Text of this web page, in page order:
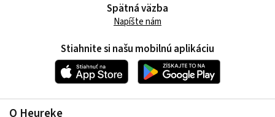
Spätná väzba
Napíšte nám
Stiahnite si našu mobilnú aplikáciu